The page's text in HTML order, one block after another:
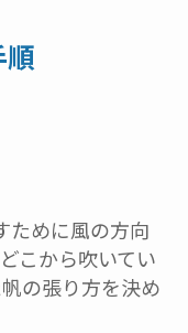
ために風の方向
こから吹いてい
の張り方を決め